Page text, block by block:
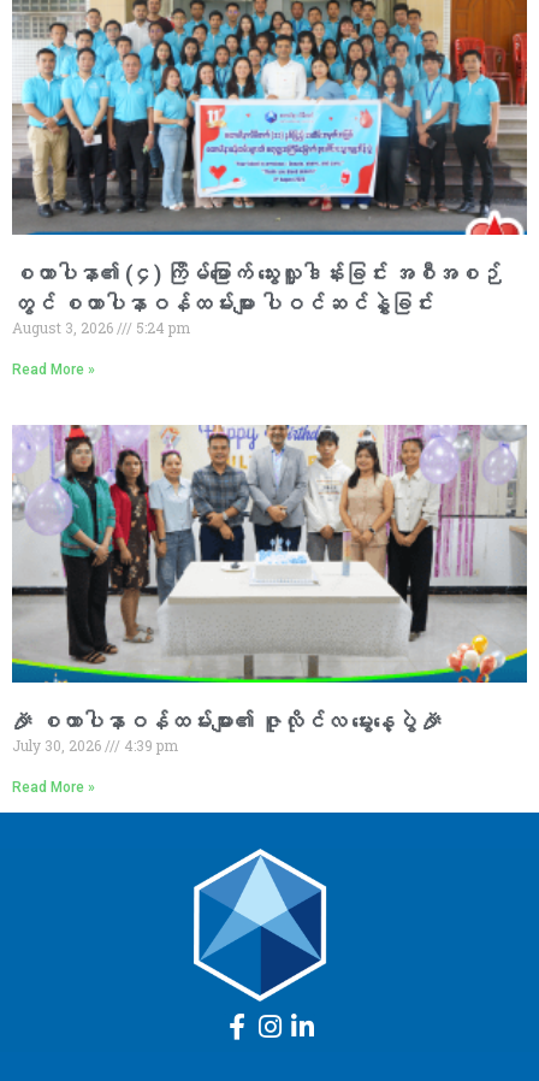
စထာပါနာ၏ (၄) ကြိမ်မြောက် သွေးလှူဒါန်းခြင်း အစီအစဉ်
တွင် စထာပါနာဝန်ထမ်းများ ပါဝင်ဆင်နွှဲခြင်း
August 3, 2026 5:24 pm
Read More »
🎉 စထာပါနာဝန်ထမ်းများ၏ ဇူလိုင်လ မွေးနေ့ပွဲ 🎉
July 30, 2026 4:39 pm
Read More »